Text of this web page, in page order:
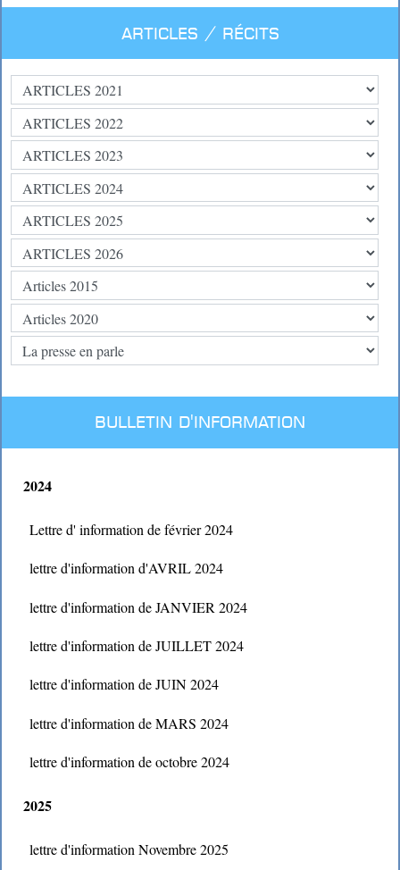
Articles / Récits
BULLETIN D'INFORMATION
2024
Lettre d' information de février 2024
lettre d'information d'AVRIL 2024
lettre d'information de JANVIER 2024
lettre d'information de JUILLET 2024
lettre d'information de JUIN 2024
lettre d'information de MARS 2024
lettre d'information de octobre 2024
2025
lettre d'information Novembre 2025